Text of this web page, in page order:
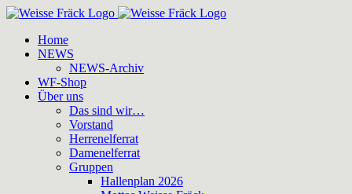
Zum
springenHome
NEWS
NEWS-Archiv
WF-Shop
Über uns
Das sind wir…
Vorstand
Herrenelferrat
Damenelferrat
Gruppen
Hallenplan 2026